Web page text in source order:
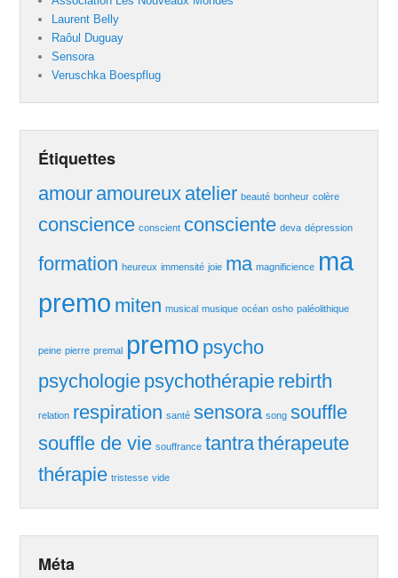
Laurent Belly
Raôul Duguay
Sensora
Veruschka Boespflug
Étiquettes
amour amoureux atelier beauté bonheur colère
conscience conscient consciente deva dépression
formation heureux immensité joie ma magnificience ma
premo miten musical musique océan osho paléolithique
peine pierre premal premo psycho
psychologie psychothérapie rebirth
relation respiration santé sensora song souffle
souffle de vie souffrance tantrathérapeute
thérapie tristesse vide
Méta